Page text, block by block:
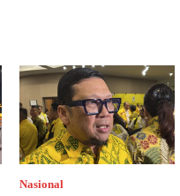
Nasional